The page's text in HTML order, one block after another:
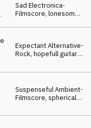
Sad Electronica-
Filmscore, lonesome
it`s over
Expectant Alternative-
Rock, hopefull guitars,
thoughtful
Suspenseful Ambient-
Filmscore, spherical
Tock